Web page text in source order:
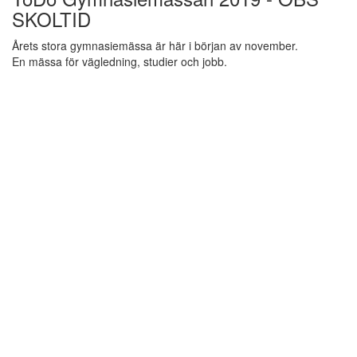
SKOLTID
Årets stora gymnasiemässa är här i början av november.
En mässa för vägledning, studier och jobb.